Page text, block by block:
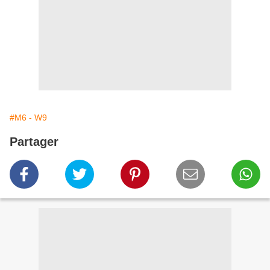
#M6 - W9
Partager